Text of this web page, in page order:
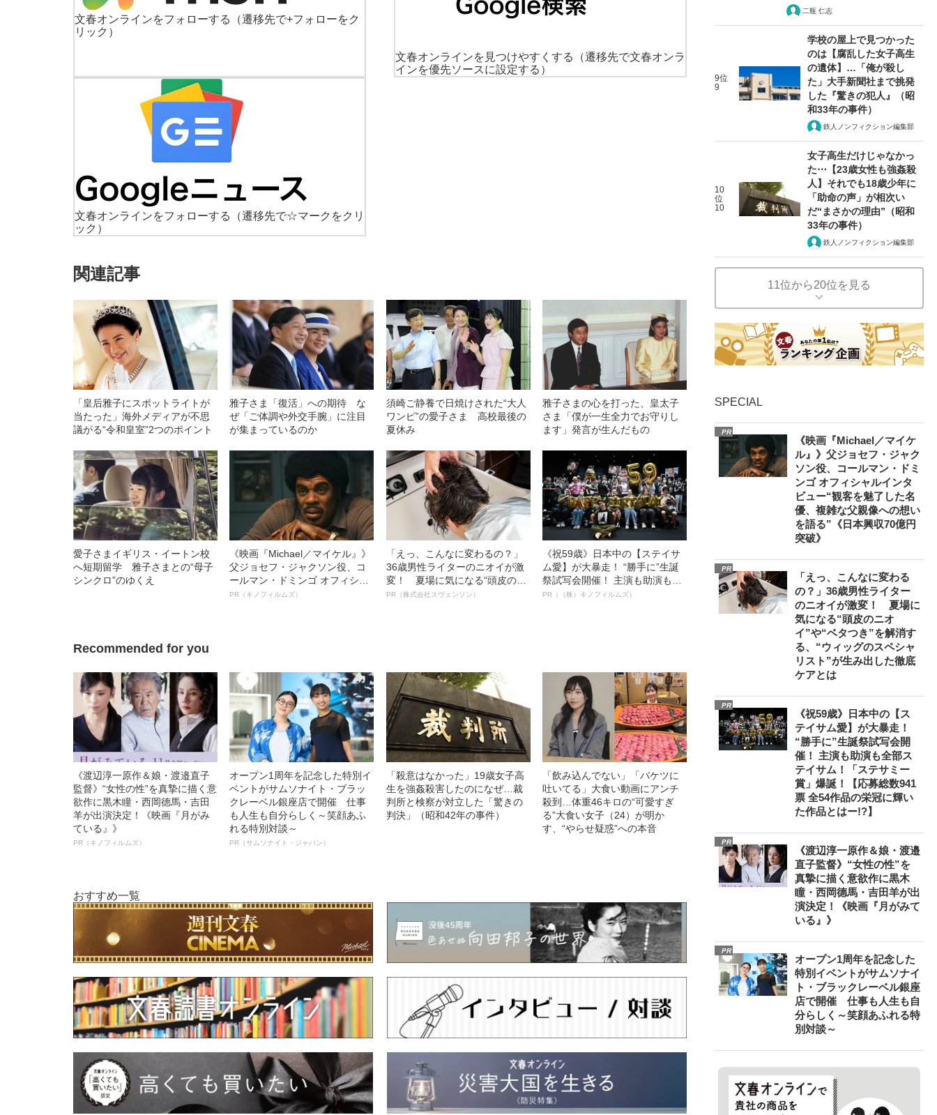
文春オンラインをフォローする
（遷移先で+フォローをク
リック）
文春オンラインを見つけやすくする
（遷移先で文春オンラ
インを優先ソースに設定する）
文春オンラインをフォローする
（遷移先で☆マークをクリ
ック）
関連記事
「皇后雅子にスポットライトが
当たった」海外メディアが不思
議がる“令和皇室”2つのポイント
雅子さま「復活」への期待 な
ぜ「ご体調や外交手腕」に注目
が集まっているのか
須崎ご静養で日焼けされた“大人
ワンピ”の愛子さま 高校最後の
夏休み
雅子さまの心を打った、皇太子
さま「僕が一生全力でお守りし
ます」発言が生んだもの
愛子さまイギリス・イートン校
へ短期留学 雅子さまとの“母子
シンクロ”のゆくえ
《映画『Michael／マイケル』》
父ジョセフ・ジャクソン役、コ
ールマン・ドミンゴ オフィシャ
ルインタビュー“観客を魅了した
PR（キノフィルムズ）
「えっ、こんなに変わるの？」
36歳男性ライターのニオイが激
変！ 夏場に気になる“頭皮のニ
オイ”や“ベタつき”を解消す
PR（株式会社スヴェンソン）
《祝59歳》日本中の【ステイサ
ム愛】が大暴走！ “勝手に”生誕
祭試写会開催！ 主演も助演も全
部ステイサム！「ステサミー
PR（（株）キノフィルムズ）
Recommended for you
《渡辺淳一原作＆娘・渡邉直子
監督》“女性の性”を真摯に描く意
欲作に黒木瞳・西岡德馬・吉田
羊が出演決定！《映画『月がみ
ている』》
PR（キノフィルムズ）
オープン1周年を記念した特別イ
ベントがサムソナイト・ブラッ
クレーベル銀座店で開催 仕事
も人生も自分らしく～笑顔あふ
れる特別対談～
PR（サムソナイト・ジャパン）
「殺意はなかった」19歳女子高
生を強姦殺害したのになぜ…裁
判所と検察が対立した「驚きの
判決」（昭和42年の事件）
「飲み込んでない」「バケツに
吐いてる」大食い動画にアンチ
殺到…体重46キロの“可愛すぎ
る”大食い女子（24）が明か
す、“やらせ疑惑”への本音
おすすめ一覧
二瓶 仁志
9位
9
学校の屋上で見つかった
のは【腐乱した女子高生
の遺体】…「俺が殺し
た」大手新聞社まで挑発
した『驚きの犯人』（昭
和33年の事件）
鉄人ノンフィクション編集部
10
位
10
女子高生だけじゃなかっ
た⋯【23歳女性も強姦殺
人】それでも18歳少年に
「助命の声」が相次い
だ“まさかの理由”（昭和
33年の事件）
鉄人ノンフィクション編集部
11位から20位を見る
SPECIAL
PR
《映画『Michael／マイケ
ル』》父ジョセフ・ジャク
ソン役、コールマン・ドミ
ンゴ オフィシャルインタ
ビュー“観客を魅了した名
優、複雑な父親像への想い
を語る”《日本興収70億円
突破》
PR
「えっ、こんなに変わる
の？」36歳男性ライター
のニオイが激変！ 夏場に
気になる“頭皮のニオ
イ”や“ベタつき”を解消す
る、“ウィッグのスペシャ
リスト”が生み出した徹底
ケアとは
PR
《祝59歳》日本中の【ス
テイサム愛】が大暴走！
“勝手に”生誕祭試写会開
催！ 主演も助演も全部ス
テイサム！「ステサミー
賞」爆誕！【応募総数941
票 全54作品の栄冠に輝い
た作品とはー!?】
PR
《渡辺淳一原作＆娘・渡邉
直子監督》“女性の性”を
真摯に描く意欲作に黒木
瞳・西岡德馬・吉田羊が出
演決定！《映画『月がみて
いる』》
PR
オープン1周年を記念した
特別イベントがサムソナイ
ト・ブラックレーベル銀座
店で開催 仕事も人生も自
分らしく～笑顔あふれる特
別対談～